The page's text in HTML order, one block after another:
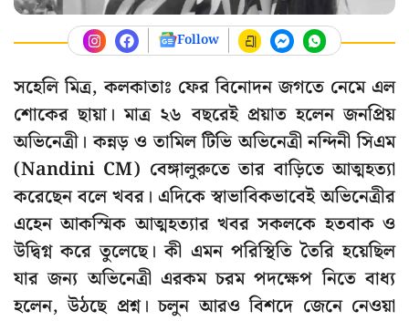
Follow
সহেলি মিত্র, কলকাতাঃ ফের বিনোদন জগতে নেমে এল
শোকের ছায়া। মাত্র ২৬ বছরেই প্রয়াত হলেন জনপ্রিয়
অভিনেত্রী। কন্নড় ও তামিল টিভি অভিনেত্রী নন্দিনী সিএম
(Nandini CM) বেঙ্গালুরুতে তার বাড়িতে আত্মহত্যা
করেছেন বলে খবর। এদিকে স্বাভাবিকভাবেই অভিনেত্রীর
এহেন আকস্মিক আত্মহত্যার খবর সকলকে হতবাক ও
উদ্বিগ্ন করে তুলেছে। কী এমন পরিস্থিতি তৈরি হয়েছিল
যার জন্য অভিনেত্রী এরকম চরম পদক্ষেপ নিতে বাধ্য
হলেন, উঠছে প্রশ্ন। চলুন আরও বিশদে জেনে নেওয়া